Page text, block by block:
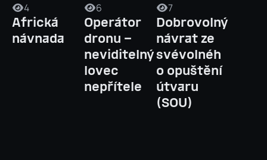
4
Africká
návnada
6
Operátor
dronu –
neviditelný
lovec
nepřítele
7
Dobrovolný
návrat ze
svévolnéh
o opuštění
útvaru
(SOU)